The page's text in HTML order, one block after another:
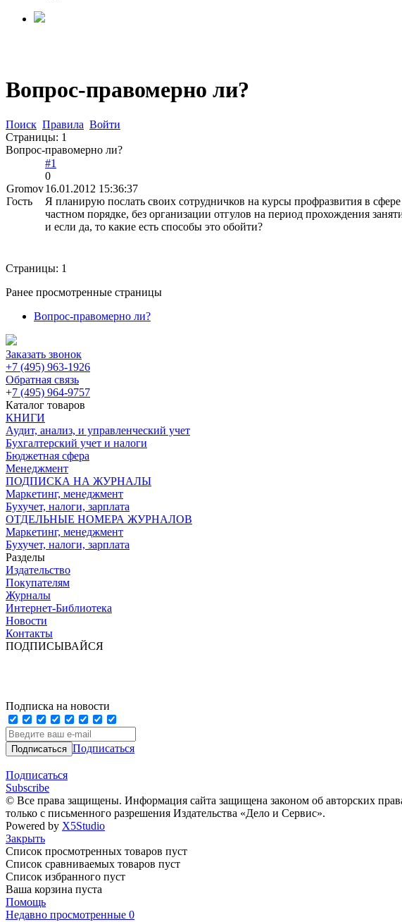
Вопрос-правомерно ли?
Поиск Правила Войти
Страницы: 1
Вопрос-правомерно ли?
Gromov
Гость
#1
0
16.01.2012 15:36:37
Я планирую послать своих сотрудничков на курсы профразвития в
частном порядке, без организации отгулов на период прохождения
и если да, то какие есть способы это обойти?
Страницы: 1
Ранее просмотренные страницы
Вопрос-правомерно ли?
Заказать звонок
+7 (495) 963-1926
Обратная связь
+7 (495) 964-9757
Каталог товаров
КНИГИ
Аудит, анализ, и управленческий учет
Бухгалтерский учет и налоги
Бюджетная сфера
Менеджмент
ПОДПИСКА НА ЖУРНАЛЫ
Маркетинг, менеджмент
Бухучет, налоги, зарплата
ОТДЕЛЬНЫЕ НОМЕРА ЖУРНАЛОВ
Маркетинг, менеджмент
Бухучет, налоги, зарплата
Разделы
Издательство
Покупателям
Журналы
Интернет-Библиотека
Новости
Контакты
ПОДПИСЫВАЙСЯ
Подписка на новости
Подписаться
Подписаться
Subscribe
© Все права защищены. Информация сайта защищена законом об авторских
только с письменного разрешения Издательства «Дело и Сервис».
Powered by X5Studio
Закрыть
Список просмотренных товаров пуст
Список сравниваемых товаров пуст
Список избранного пуст
Ваша корзина пуста
Помощь
Недавно просмотренные 0